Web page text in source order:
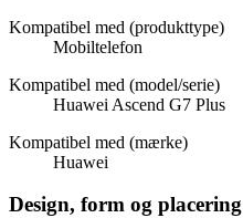
Kompatibel med (produkttype)
Mobiltelefon
Kompatibel med (model/serie)
Huawei Ascend G7 Plus
Kompatibel med (mærke)
Huawei
Design, form og placering